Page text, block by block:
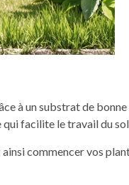
à un substrat de
qui facilite le travail du sol.
commencer vos